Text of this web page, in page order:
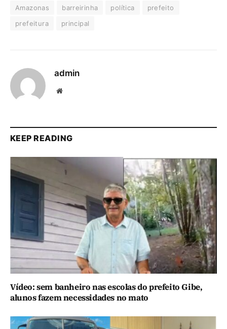
Amazonas barreirinha política
prefeito
prefeitura
principal
admin
Website
KEEP READING
Vídeo: sem banheiro nas escolas do prefeito Gibe,
alunos fazem necessidades no mato